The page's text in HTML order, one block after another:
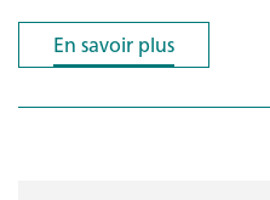
En savoir plus
En savoir plus